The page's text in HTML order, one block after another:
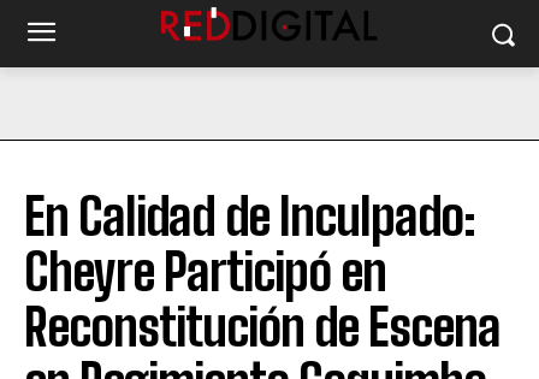
En Calidad de Inculpado:
Cheyre Participó en
Reconstitución de Escena